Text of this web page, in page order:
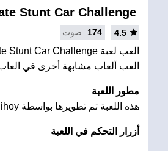
Stunt Car Challenge
4.5
174 صوت
العب ألعاب مشابهة أخرى في
مطور اللعبة
هذه اللعبة تم تطويرها بواسطة Hihoy
أزرار التحكم في اللعبة